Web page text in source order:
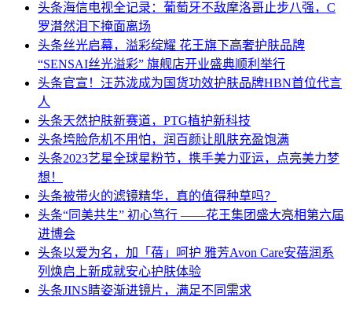
头条海信电视全记录：葡萄牙不敌摩洛哥止步八强，C
罗潸然泪下掩面离场
头条丝光启幕，溢彩绽耀 花王旗下高奢护肤品牌
“SENSAI丝光溢彩” 旗舰店开业盛典顺利举行
头条官宣！汪苏泷成为国货功效护肤品牌HBN首位代言
人
头条天然护肤新赛道，PTG植护新科技
头条垮脸危机不用怕，润百颜让肌肤充盈饱满
头条2023艺星全球星粉节，携手美力亚运，点亮美力梦
想！
头条被带火的滤镜精华，真的值得种草吗？
头条“同美共生” 初心笃行 ——花王集团盛大亮相第六届
进博会
头条以爱为名，加「蓓」呵护 雅芳Avon Care安蓓润系
列焕启上新成就安心护肤体验
头条JINS睛姿渐进镜片，满足不同需求